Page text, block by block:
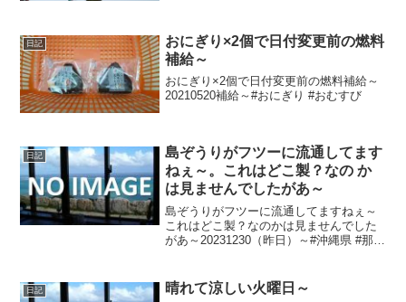
日記
おにぎり×2個で日付変更前の燃料
補給～
おにぎり×2個で日付変更前の燃料補給～
20210520補給～#おにぎり #おむすび
日記
島ぞうりがフツーに流通してます
ねぇ～。これはどこ製？なの か
は見ませんでしたがあ～
島ぞうりがフツーに流通してますねぇ～
これはどこ製？なのかは見ませんでした
があ～20231230（昨日）～#沖縄県 #那覇
う？
日記 晴れて涼しい火曜日～